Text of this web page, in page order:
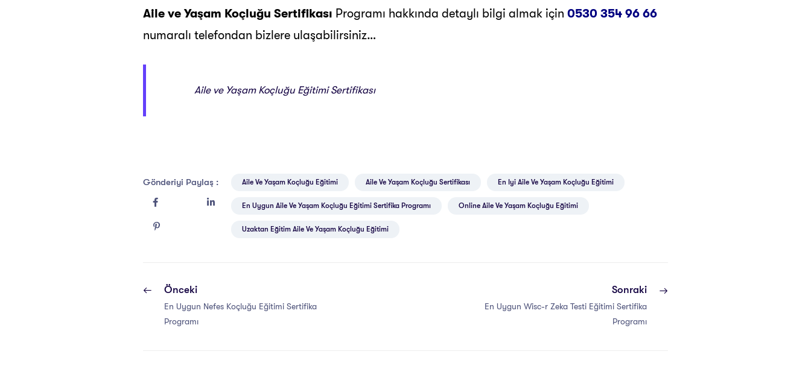
Aile ve Yaşam Koçluğu Sertifikası Programı hakkında detaylı bilgi almak için 0530 354 96 66
numaralı telefondan bizlere ulaşabilirsiniz…
Aile ve Yaşam Koçluğu Eğitimi Sertifikası
Gönderiyi Paylaş : Aile Ve Yaşam Koçluğu Eğitimi Aile Ve Yaşam Koçluğu Sertifikası En Iyi Aile Ve Yaşam Koçluğu Eğitimi
En Uygun Aile Ve Yaşam Koçluğu Eğitimi Sertifika Programı Online Aile Ve Yaşam Koçluğu Eğitimi
Uzaktan Eğitim Aile Ve Yaşam Koçluğu Eğitimi
Önceki
En Uygun Nefes Koçluğu Eğitimi Sertifika
Programı
Sonraki
En Uygun Wisc-r Zeka Testi Eğitimi Sertifika
Programı